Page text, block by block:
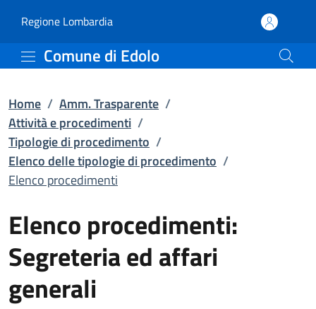
Elenco procedimenti |
Regione Lombardia(apre in un'altra scheda).
Comune di Edolo
Home / Amm. Trasparente /
Attività e procedimenti /
Tipologie di procedimento /
Elenco delle tipologie di procedimento /
Elenco procedimenti
Elenco procedimenti:
Segreteria ed affari
generali